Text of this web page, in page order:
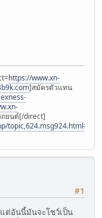
https://www.xn-
]สมัครตัวแทน
ยนต์[/direct]
#1
ต่อันนี้มันจะโชว์เป็น